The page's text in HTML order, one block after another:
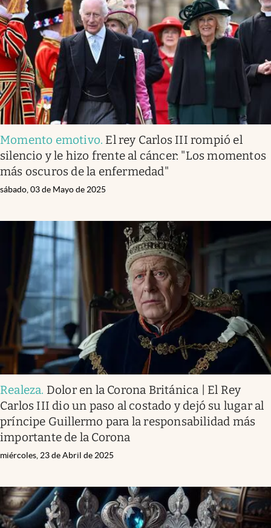
Momento emotivo. El rey Carlos III rompió el
silencio y le hizo frente al cáncer: "Los momentos
más oscuros de la enfermedad"
sábado, 03 de Mayo de 2025
Realeza. Dolor en la Corona Británica | El Rey
Carlos III dio un paso al costado y dejó su lugar al
príncipe Guillermo para la responsabilidad más
importante de la Corona
miércoles, 23 de Abril de 2025